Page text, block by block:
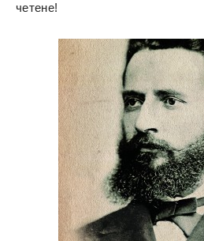
четене!